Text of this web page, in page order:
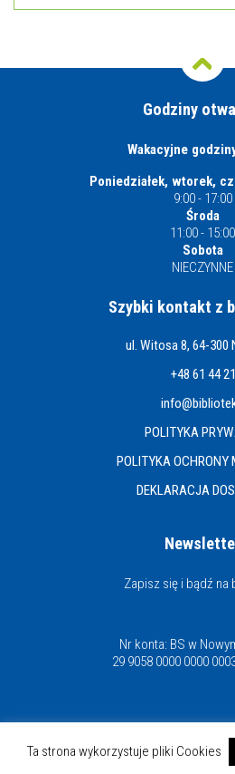
Godziny
Wakacyjne
Poniedziałek, wtorek,
9:00 - 17:00
Środa
11:00 - 15:00
Sobota
NIECZYNNE
Szybki kontakt z
ul. Witosa 8, 64-300
+48 61 44
POLITYKA
POLITYKA OCHRONY
DEKLARACJA
Zapisz się i bądź na
Nr konta: BS w
29 9058 0000 0000
Miejska i Powiatowa
© Copyright 2021 |
Ta strona wykorzystuje pliki Cookies